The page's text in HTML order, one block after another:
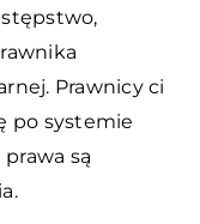
Prawnicy ci
po systemie
są